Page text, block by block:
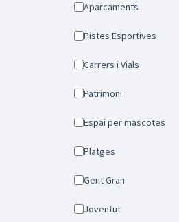
Aparcaments
Pistes Esportives
Carrers i Vials
Patrimoni
Espai per mascotes
Platges
Gent Gran
Joventut